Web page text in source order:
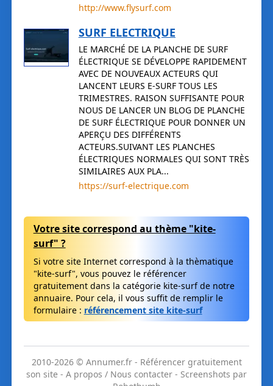
http://www.flysurf.com
SURF ELECTRIQUE
LE MARCHÉ DE LA PLANCHE DE SURF
ÉLECTRIQUE SE DÉVELOPPE RAPIDEMENT
AVEC DE NOUVEAUX ACTEURS QUI
LANCENT LEURS E-SURF TOUS LES
TRIMESTRES. RAISON SUFFISANTE POUR
NOUS DE LANCER UN BLOG DE PLANCHE
DE SURF ÉLECTRIQUE POUR DONNER UN
APERÇU DES DIFFÉRENTS
ACTEURS.SUIVANT LES PLANCHES
ÉLECTRIQUES NORMALES QUI SONT TRÈS
SIMILAIRES AUX PLA...
https://surf-electrique.com
Votre site correspond au thème "kite-
surf" ?
Si votre site Internet correspond à la thèmatique
"kite-surf", vous pouvez le référencer
gratuitement dans la catégorie kite-surf de notre
annuaire. Pour cela, il vous suffit de remplir le
formulaire : référencement site kite-surf
2010-2026© Annumer.fr- Référencer gratuitement
son site - A propos / Nous contacter - Screenshots par